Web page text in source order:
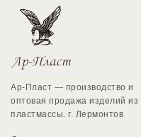
Ар-Пласт — производство и
оптовая продажа изделий из
пластмассы. г. Лермонтов